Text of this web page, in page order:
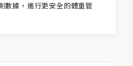
數據，進行更安全的體重管